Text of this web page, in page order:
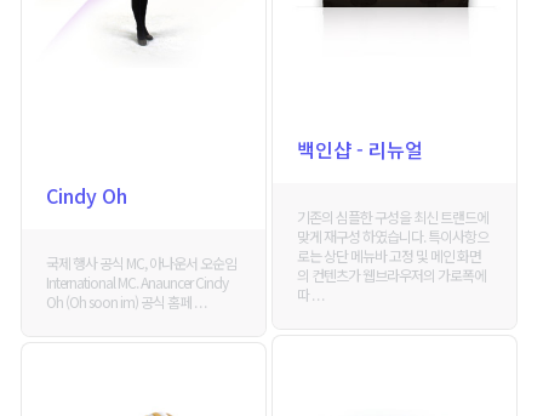
Cindy Oh
국제 행사 공식 MC, 아나운서 오순임
International MC. Anauncer Cindy
Oh (Oh soon im) 공식 홈페 . . .
백인샵 - 리뉴얼
기존의 심플한 구성을 최신 트랜드에
맞게 재구성 하였습니다. 특이사항으
로는 상단 메뉴바 고정 및 메인 화면
의 컨텐츠가 웹브라우저의 가로폭에
따 . . .